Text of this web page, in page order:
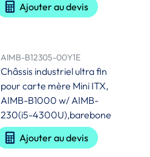
Ajouter au devis
AIMB-B12305-00Y1E
Châssis industriel ultra fin
pour carte mère Mini ITX,
AIMB-B1000 w/ AIMB-
230(i5-4300U),barebone
Ajouter au devis